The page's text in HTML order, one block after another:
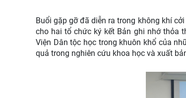
Buổi gặp gỡ đã diễn ra trong không khí
cho hai tổ chức ký kết Bản ghi nhớ thỏa
Viện Dân tộc học trong khuôn khổ của
quả trong nghiên cứu khoa học và xuất